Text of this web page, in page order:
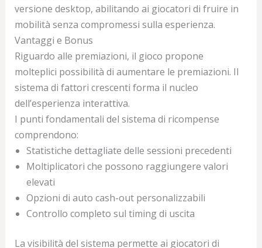
versione desktop, abilitando ai giocatori di fruire in
mobilità senza compromessi sulla esperienza.
Vantaggi e Bonus
Riguardo alle premiazioni, il gioco propone
molteplici possibilità di aumentare le premiazioni. Il
sistema di fattori crescenti forma il nucleo
dell’esperienza interattiva.
I punti fondamentali del sistema di ricompense
comprendono:
Statistiche dettagliate delle sessioni precedenti
Moltiplicatori che possono raggiungere valori
elevati
Opzioni di auto cash-out personalizzabili
Controllo completo sul timing di uscita
La visibilità del sistema permette ai giocatori di